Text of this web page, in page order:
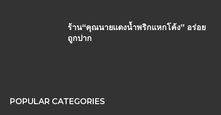
ร้าน“คุณนายเเดงน้ำพริกแหกโค้ง” อร่อย
ถูกปาก
POPULAR CATEGORIES